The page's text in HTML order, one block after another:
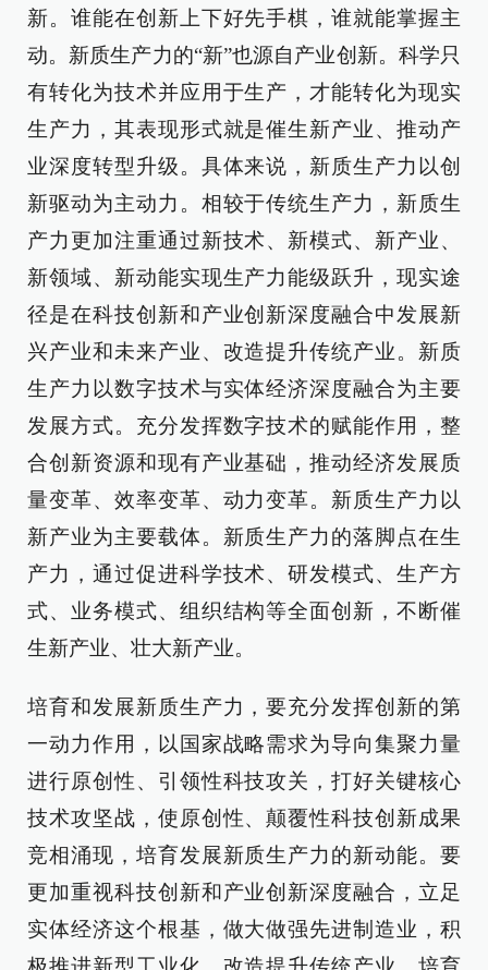
新。谁能在创新上下好先手棋，谁就能掌握主
动。新质生产力的“新”也源自产业创新。科学只
有转化为技术并应用于生产，才能转化为现实
生产力，其表现形式就是催生新产业、推动产
业深度转型升级。具体来说，新质生产力以创
新驱动为主动力。相较于传统生产力，新质生
产力更加注重通过新技术、新模式、新产业、
新领域、新动能实现生产力能级跃升，现实途
径是在科技创新和产业创新深度融合中发展新
兴产业和未来产业、改造提升传统产业。新质
生产力以数字技术与实体经济深度融合为主要
发展方式。充分发挥数字技术的赋能作用，整
合创新资源和现有产业基础，推动经济发展质
量变革、效率变革、动力变革。新质生产力以
新产业为主要载体。新质生产力的落脚点在生
产力，通过促进科学技术、研发模式、生产方
式、业务模式、组织结构等全面创新，不断催
生新产业、壮大新产业。
培育和发展新质生产力，要充分发挥创新的第
一动力作用，以国家战略需求为导向集聚力量
进行原创性、引领性科技攻关，打好关键核心
技术攻坚战，使原创性、颠覆性科技创新成果
竞相涌现，培育发展新质生产力的新动能。要
更加重视科技创新和产业创新深度融合，立足
实体经济这个根基，做大做强先进制造业，积